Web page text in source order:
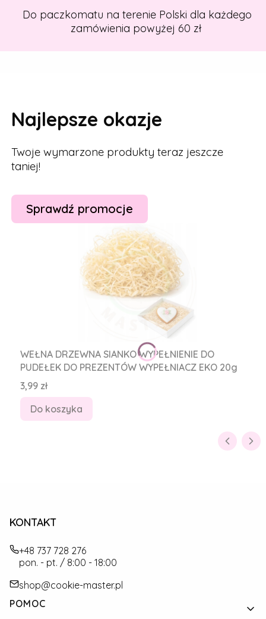
Do paczkomatu na terenie Polski dla każdego
zamówienia powyżej 60 zł
Najlepsze okazje
Twoje wymarzone produkty teraz jeszcze
taniej!
Sprawdź promocje
WEŁNA DRZEWNA SIANKO WYPEŁNIENIE DO
PUDEŁEK DO PREZENTÓW WYPEŁNIACZ EKO 20g
Cena
3,99 zł
Do koszyka
KONTAKT
+48 737 728 276
pon. - pt. / 8:00 - 18:00
shop@cookie-master.pl
Linki w stopce
POMOC